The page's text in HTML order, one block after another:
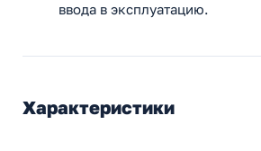
ввода в эксплуатацию.
Характеристики